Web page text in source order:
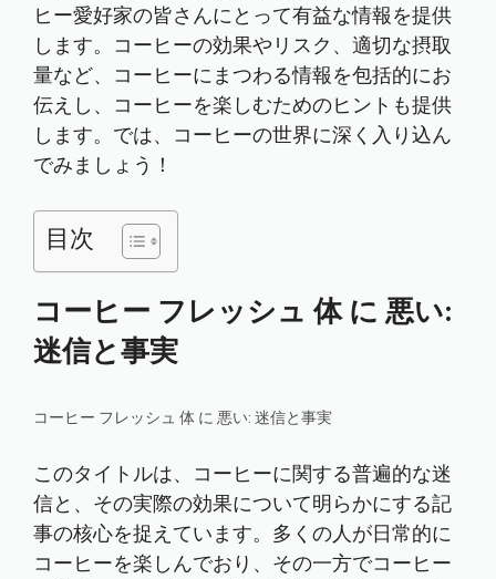
ヒー愛好家の皆さんにとって有益な情報を提供
します。コーヒーの効果やリスク、適切な摂取
量など、コーヒーにまつわる情報を包括的にお
伝えし、コーヒーを楽しむためのヒントも提供
します。では、コーヒーの世界に深く入り込ん
でみましょう！
目次
コーヒー フレッシュ 体 に 悪い:
迷信と事実
コーヒー フレッシュ 体 に 悪い: 迷信と事実
このタイトルは、コーヒーに関する普遍的な迷
信と、その実際の効果について明らかにする記
事の核心を捉えています。多くの人が日常的に
コーヒーを楽しんでおり、その一方でコーヒー